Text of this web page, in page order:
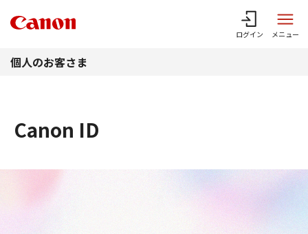
ログイン メニュー
個人のお客さま
Canon ID